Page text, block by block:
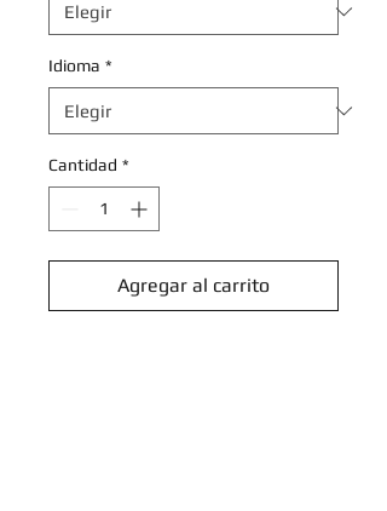
Idioma *
Cantidad *
Agregar al carrito